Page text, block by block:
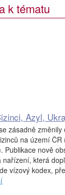
k tématu
Azyl,
zásadně
na území
Publikace nově
nařízení, která
vízový kodex,